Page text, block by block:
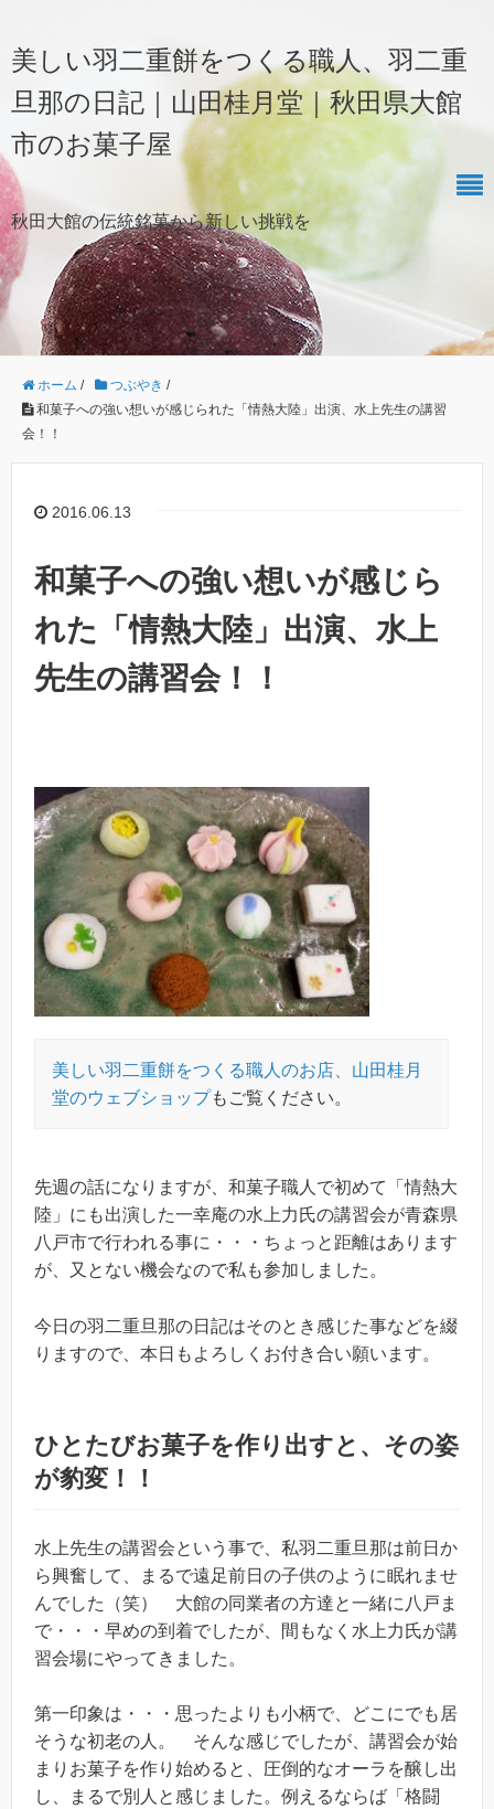
美しい羽二重餅をつくる職人、羽二重
旦那の日記｜山田桂月堂｜秋田県大館
市のお菓子屋
秋田大館の伝統銘菓から新しい挑戦を
ホーム / つぶやき /
和菓子への強い想いが感じられた「情熱大陸」出演、水上先生の講習
会！！
2016.06.13
和菓子への強い想いが感じら
れた「情熱大陸」出演、水上
先生の講習会！！
美しい羽二重餅をつくる職人のお店、山田桂月
堂のウェブショップもご覧ください。
先週の話になりますが、和菓子職人で初めて「情熱大
陸」にも出演した一幸庵の水上力氏の講習会が青森県
八戸市で行われる事に・・・ちょっと距離はあります
が、又とない機会なので私も参加しました。
今日の羽二重旦那の日記はそのとき感じた事などを綴
りますので、本日もよろしくお付き合い願います。
ひとたびお菓子を作り出すと、その姿
が豹変！！
水上先生の講習会という事で、私羽二重旦那は前日か
ら興奮して、まるで遠足前日の子供のように眠れませ
んでした（笑） 大館の同業者の方達と一緒に八戸ま
で・・・早めの到着でしたが、間もなく水上力氏が講
習会場にやってきました。
第一印象は・・・思ったよりも小柄で、どこにでも居
そうな初老の人。 そんな感じでしたが、講習会が始
まりお菓子を作り始めると、圧倒的なオーラを醸し出
し、まるで別人と感じました。例えるならば「格闘